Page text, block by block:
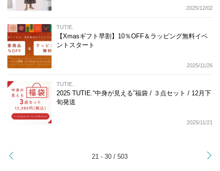
2025/12/02
TUTIE.
【Xmasギフト早割】10％OFF＆ラッピング無料イベ
ントスタート
2025/11/26
TUTIE.
2025 TUTIE.“中身が見える”福袋 / ３点セット / 12月下
旬発送
2025/11/21
21 - 30 / 503